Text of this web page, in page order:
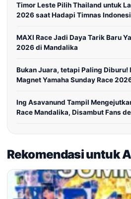
Timor Leste Pilih Thailand untuk
2026 saat Hadapi Timnas
MAXI Race Jadi Daya Tarik Baru
2026 di Mandalika
Bukan Juara, tetapi Paling Diburu!
Magnet Yamaha Sunday Race
Ing Asavanund Tampil
Race Mandalika, Disambut Fans
Rekomendasi untuk